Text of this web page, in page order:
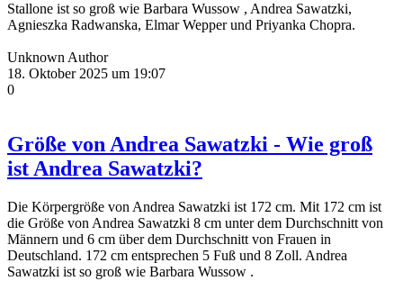
Stallone ist so groß wie Barbara Wussow , Andrea Sawatzki,
Agnieszka Radwanska, Elmar Wepper und Priyanka Chopra.
Unknown Author
18. Oktober 2025 um 19:07
0
Größe von Andrea Sawatzki - Wie groß
ist Andrea Sawatzki?
Die Körpergröße von Andrea Sawatzki ist 172 cm. Mit 172 cm ist
die Größe von Andrea Sawatzki 8 cm unter dem Durchschnitt von
Männern und 6 cm über dem Durchschnitt von Frauen in
Deutschland. 172 cm entsprechen 5 Fuß und 8 Zoll. Andrea
Sawatzki ist so groß wie Barbara Wussow .